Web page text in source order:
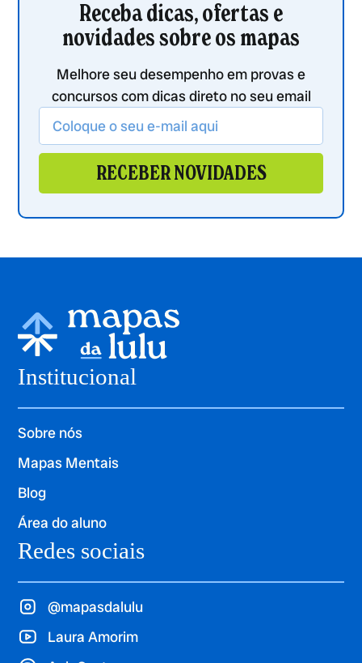
Receba dicas, ofertas e
novidades sobre os mapas
Melhore seu desempenho em provas e
concursos com dicas direto no seu email
RECEBER NOVIDADES
Institucional
Sobre nós
Mapas Mentais
Blog
Área do aluno
Redes sociais
@mapasdalulu
Laura Amorim